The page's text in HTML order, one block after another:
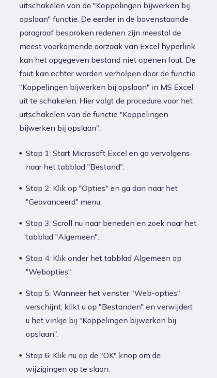
uitschakelen van de "Koppelingen bijwerken bij
opslaan" functie. De eerder in de bovenstaande
paragraaf besproken redenen zijn meestal de
meest voorkomende oorzaak van Excel hyperlink
kan het opgegeven bestand niet openen fout. De
fout kan echter worden verholpen door de functie
"Koppelingen bijwerken bij opslaan" in MS Excel
uit te schakelen. Hier volgt de procedure voor het
uitschakelen van de functie "Koppelingen
bijwerken bij opslaan".
Stap 1: Start Microsoft Excel en ga vervolgens
naar het tabblad "Bestand".
Stap 2: Klik op "Opties" en ga dan naar het
"Geavanceerd" menu.
Stap 3: Scroll nu naar beneden en zoek naar het
tabblad "Algemeen".
Stap 4: Klik onder het tabblad Algemeen op
"Webopties".
Stap 5: Wanneer het venster "Web-opties"
verschijnt, klikt u op "Bestanden" en verwijdert
u het vinkje bij "Koppelingen bijwerken bij
opslaan".
Stap 6: Klik nu op de "OK" knop om de
wijzigingen op te slaan.